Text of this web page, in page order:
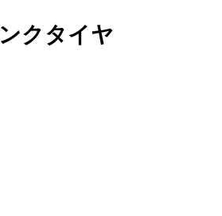
クタイヤ